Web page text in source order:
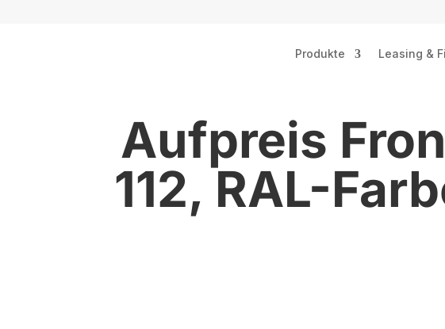
Produkte Leasing &
Aufpreis
112, RAL-